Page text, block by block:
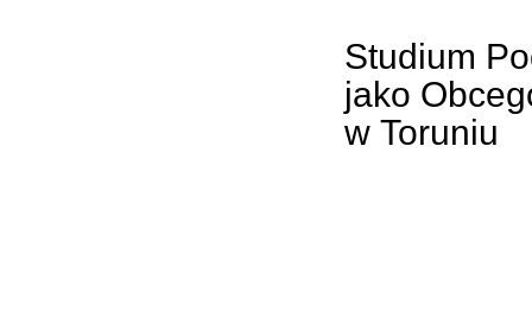
Studium
jako
w Toruniu